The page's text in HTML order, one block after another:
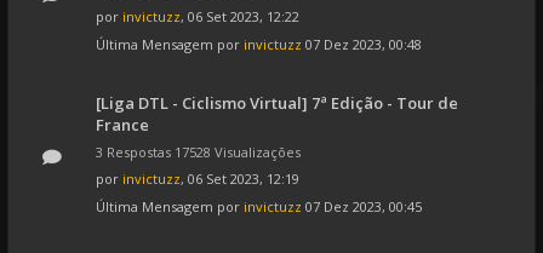
por invictuzz, 06 Set 2023, 12:22
Última Mensagem por invictuzz 07 Dez 2023, 00:48
[Liga DTL - Ciclismo Virtual] 7ª Edição - Tour de
France
3 Respostas 17528 Visualizações
por invictuzz, 06 Set 2023, 12:19
Última Mensagem por invictuzz 07 Dez 2023, 00:45